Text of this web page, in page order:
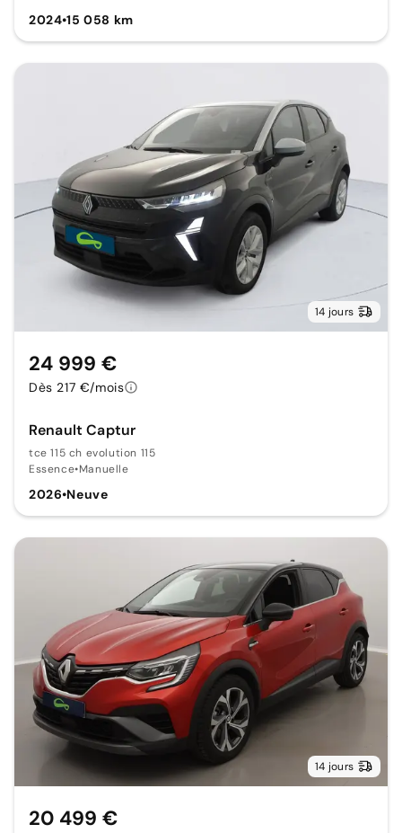
2024•15 058 km
14 jours
Renault Captur
tce 115 ch evolution 115
Essence•Manuelle
2026•Neuve
24 999 €
Dès 217 €/mois
14 jours
20 499 €